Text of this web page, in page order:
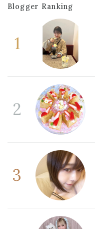
Blogger Ranking
1
2
3